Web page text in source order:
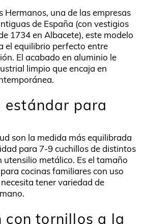
Hermanos, una de las empresas
de España (con vestigios
1734 en Albacete), este modelo
el equilibrio perfecto entre
El acabado en aluminio le
limpio que encaja en
estándar para
son la medida más equilibrada
para 7-9 cuchillos de distintos
metálico. Es el tamaño
cocinas familiares con uso
tener variedad de
con tornillos a la